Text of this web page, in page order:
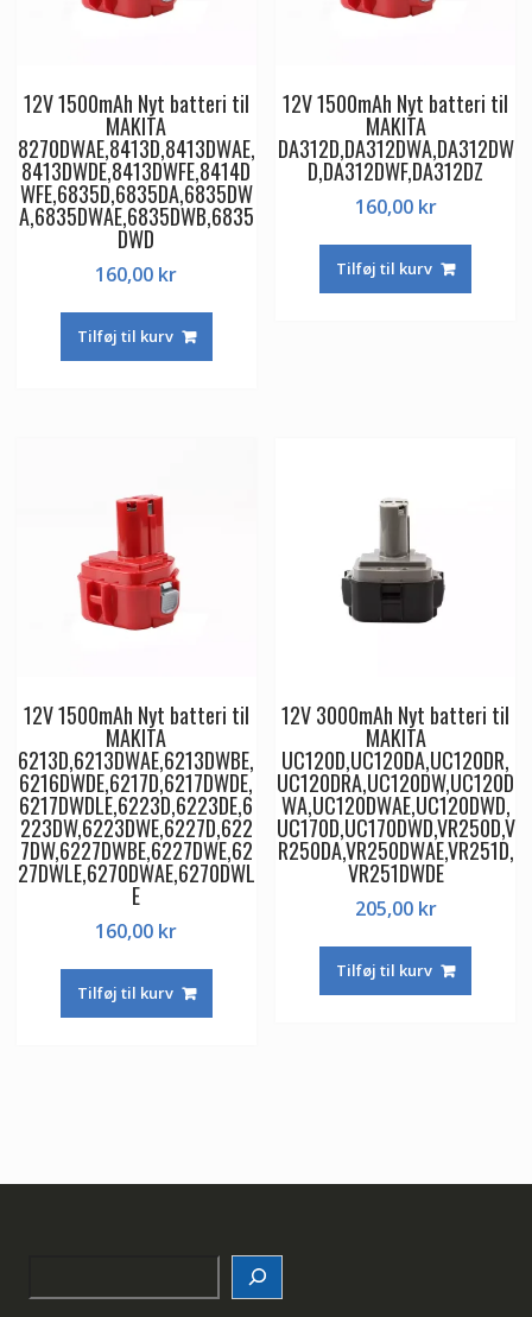
12V 1500mAh Nyt batteri til
MAKITA
8270DWAE,8413D,8413DWAE,
8413DWDE,8413DWFE,8414D
WFE,6835D,6835DA,6835DW
A,6835DWAE,6835DWB,6835
DWD
160,00 kr
Tilføj til kurv
12V 1500mAh Nyt batteri til
MAKITA
DA312D,DA312DWA,DA312DW
D,DA312DWF,DA312DZ
160,00 kr
Tilføj til kurv
12V 1500mAh Nyt batteri til
MAKITA
6213D,6213DWAE,6213DWBE,
6216DWDE,6217D,6217DWDE,
6217DWDLE,6223D,6223DE,6
223DW,6223DWE,6227D,622
7DW,6227DWBE,6227DWE,62
27DWLE,6270DWAE,6270DWL
E
160,00 kr
Tilføj til kurv
12V 3000mAh Nyt batteri til
MAKITA
UC120D,UC120DA,UC120DR,
UC120DRA,UC120DW,UC120D
WA,UC120DWAE,UC120DWD,
UC170D,UC170DWD,VR250D,V
R250DA,VR250DWAE,VR251D,
VR251DWDE
205,00 kr
Tilføj til kurv